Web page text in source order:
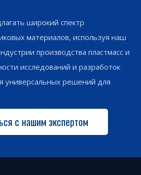
широкий спектр
материалов, используя наш
производства пластмасс и
исследований и разработок
универсальных решений для
с нашим экспертом